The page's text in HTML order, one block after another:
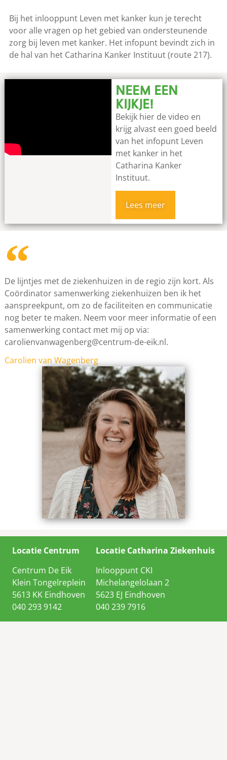
Bij het inlooppunt Leven met kanker kun je terecht
voor alle vragen op het gebied van ondersteunende
zorg bij leven met kanker. Het infopunt bevindt zich in
de hal van het Catharina Kanker Instituut (route 217).
NEEM EEN
KIJKJE!
Bekijk hier de video en
krijg alvast een goed beeld
van het infopunt Leven
met kanker in het
Catharina Kanker
Instituut.
Lees meer
De lijntjes met de ziekenhuizen in de regio zijn kort. Als
Coördinator samenwerking ziekenhuizen ben ik het
aanspreekpunt, om zo de faciliteiten en communicatie
nog beter te maken. Neem voor meer informatie of een
samenwerking contact met mij op via:
carolienvanwagenberg@centrum-de-eik.nl.
Carolien van Wagenberg
Locatie Centrum
Centrum De Eik
Klein Tongelreplein
5613 KK Eindhoven
040 293 9142
Locatie Catharina Ziekenhuis
Inlooppunt CKI
Michelangelolaan 2
5623 EJ Eindhoven
040 239 7916